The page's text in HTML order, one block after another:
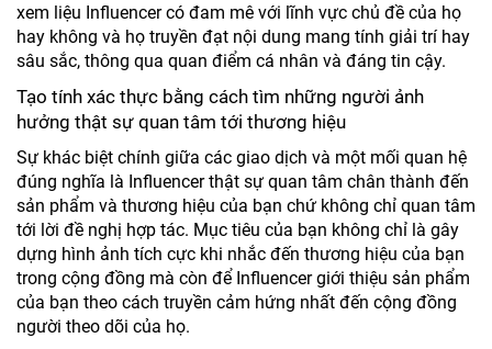
xem liệu Influencer có đam mê với lĩnh vực chủ đề của họ
hay không và họ truyền đạt nội dung mang tính giải trí hay
sâu sắc, thông qua quan điểm cá nhân và đáng tin cậy.
Tạo tính xác thực bằng cách tìm những người ảnh
hưởng thật sự quan tâm tới thương hiệu
Sự khác biệt chính giữa các giao dịch và một mối quan hệ
đúng nghĩa là Influencer thật sự quan tâm chân thành đến
sản phẩm và thương hiệu của bạn chứ không chỉ quan tâm
tới lời đề nghị hợp tác. Mục tiêu của bạn không chỉ là gây
dựng hình ảnh tích cực khi nhắc đến thương hiệu của bạn
trong cộng đồng mà còn để Influencer giới thiệu sản phẩm
của bạn theo cách truyền cảm hứng nhất đến cộng đồng
người theo dõi của họ.